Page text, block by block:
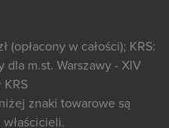
(opłacony w całości); KRS:
m.st. Warszawy - XIV
KRS
znaki towarowe są
właścicieli.